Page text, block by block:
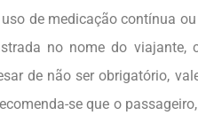
de medicação contínua
no nome do
de não ser obrigatório,
se que o